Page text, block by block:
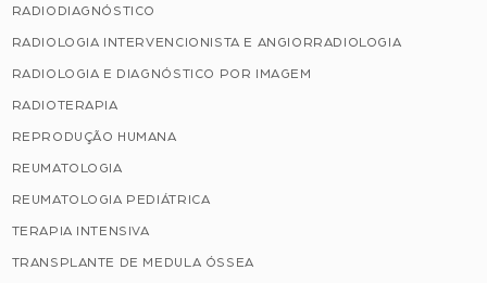
RADIODIAGNÓSTICO
RADIOLOGIA INTERVENCIONISTA E ANGIORRADIOLOGIA
RADIOLOGIA E DIAGNÓSTICO POR IMAGEM
RADIOTERAPIA
REPRODUÇÃO HUMANA
REUMATOLOGIA
REUMATOLOGIA PEDIÁTRICA
TERAPIA INTENSIVA
TRANSPLANTE DE MEDULA ÓSSEA